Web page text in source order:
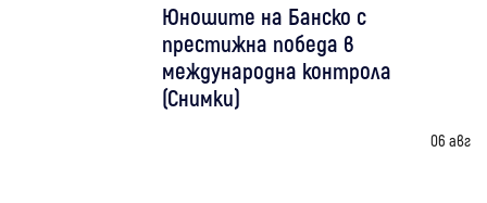
Юношите на Банско с
престижна победа в
международна контрола
(Снимки)
06 авг